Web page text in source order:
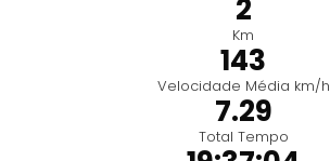
2
Km
143
Velocidade Média km/h
7.29
Total Tempo